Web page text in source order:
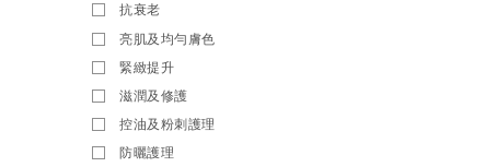
抗衰老
亮肌及均勻膚色
緊緻提升
滋潤及修護
控油及粉刺護理
防曬護理